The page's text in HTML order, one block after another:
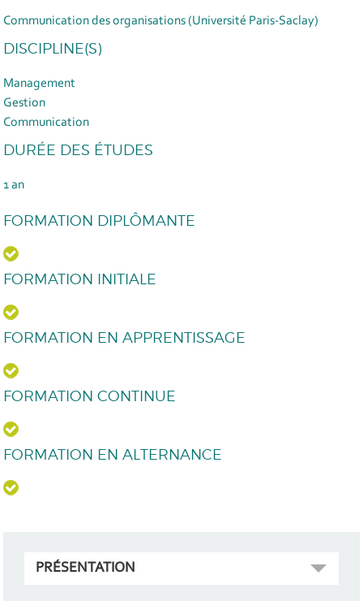
Communication des organisations (Université Paris-Saclay)
DISCIPLINE(S)
Management
Gestion
Communication
DURÉE DES ÉTUDES
1 an
FORMATION DIPLÔMANTE
FORMATION INITIALE
FORMATION EN APPRENTISSAGE
FORMATION CONTINUE
FORMATION EN ALTERNANCE
PRÉSENTATION